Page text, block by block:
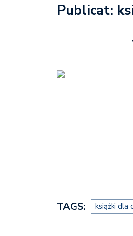
Publicat:
TAGS: książki dla